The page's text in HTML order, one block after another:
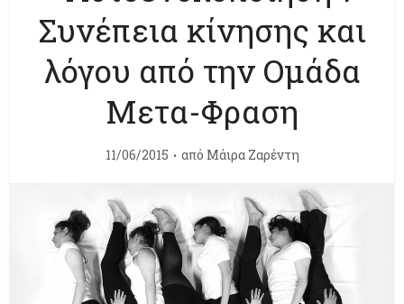
Συνέπεια κίνησης και
λόγου από την Ομάδα
Μετα-Φραση
11/06/2015 από Μάιρα Ζαρέντη